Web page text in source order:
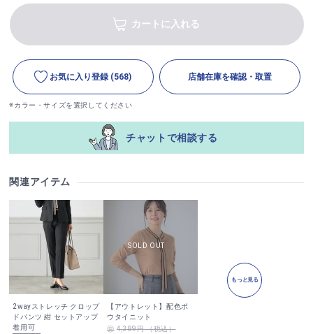
カートに入れる
お気に入り登録 (568) 店舗在庫を確認・取置
※カラー・サイズを選択してください
チャットで相談する
関連アイテム
2wayストレッチ クロップ
ドパンツ 紺 セットアップ
着用可
【アウトレット】配色ボ
ウタイニット
4,389円 （税込）
もっと見る